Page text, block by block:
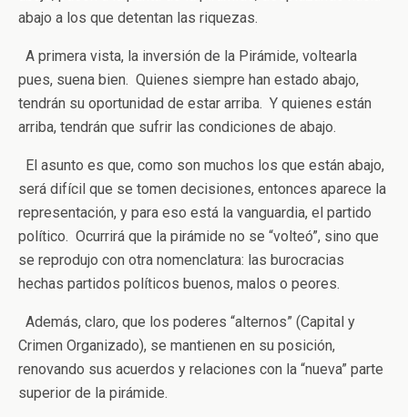
abajo a los que detentan las riquezas.
A primera vista, la inversión de la Pirámide, voltearla
pues, suena bien. Quienes siempre han estado abajo,
tendrán su oportunidad de estar arriba. Y quienes están
arriba, tendrán que sufrir las condiciones de abajo.
El asunto es que, como son muchos los que están abajo,
será difícil que se tomen decisiones, entonces aparece la
representación, y para eso está la vanguardia, el partido
político. Ocurrirá que la pirámide no se “volteó”, sino que
se reprodujo con otra nomenclatura: las burocracias
hechas partidos políticos buenos, malos o peores.
Además, claro, que los poderes “alternos” (Capital y
Crimen Organizado), se mantienen en su posición,
renovando sus acuerdos y relaciones con la “nueva” parte
superior de la pirámide.